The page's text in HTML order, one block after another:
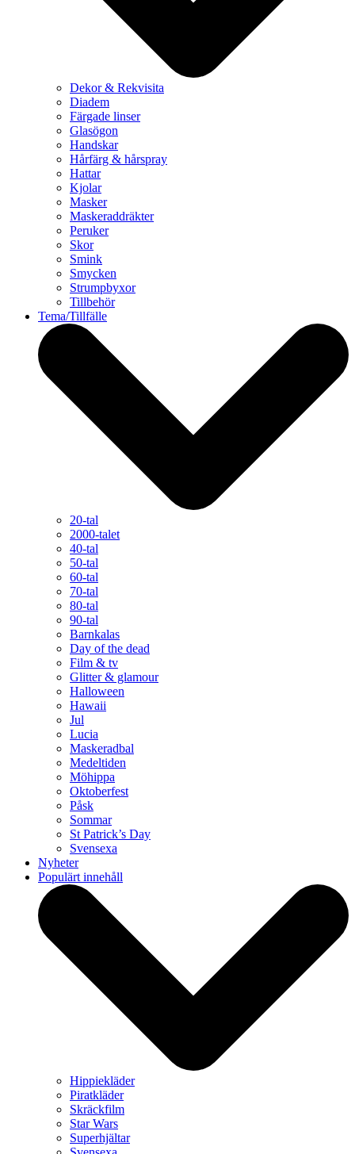
Dekor & Rekvisita
Diadem
Färgade linser
Glasögon
Handskar
Hårfärg & hårspray
Hattar
Kjolar
Masker
Maskeraddräkter
Peruker
Skor
Smink
Smycken
Strumpbyxor
Tillbehör
Tema/Tillfälle
20-tal
2000-talet
40-tal
50-tal
60-tal
70-tal
80-tal
90-tal
Barnkalas
Day of the dead
Film & tv
Glitter & glamour
Halloween
Hawaii
Jul
Lucia
Maskeradbal
Medeltiden
Möhippa
Oktoberfest
Påsk
Sommar
St Patrick’s Day
Svensexa
Nyheter
Populärt innehåll
Hippiekläder
Piratkläder
Skräckfilm
Star Wars
Superhjältar